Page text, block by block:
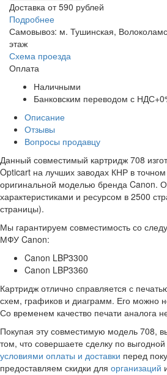
Доставка от 590 рублей
Подробнее
Самовывоз: м. Тушинская,
этаж
Схема проезда
Оплата
Наличными
Банковским переводом с
Описание
Отзывы
Вопросы продавцу
Данный совместимый картридж 708
Opticart на лучших заводах КНР в точном
оригинальной моделью бренда Canon.
характеристиками и ресурсом в 2500
страницы).
Мы гарантируем совместимость со
МФУ Canon:
Canon LBP3300
Canon LBP3360
Картридж отлично справляется с
схем, графиков и диаграмм. Его можно
Со временем качество печати аналога
Покупая эту совместимую модель 708,
том, что совершаете сделку по
условиями оплаты и доставки перед
предоставляем скидки для организаций